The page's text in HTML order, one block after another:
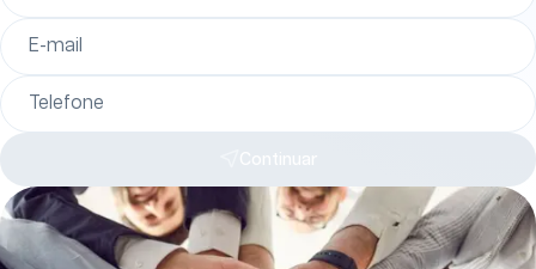
E-mail
Telefone
Continuar